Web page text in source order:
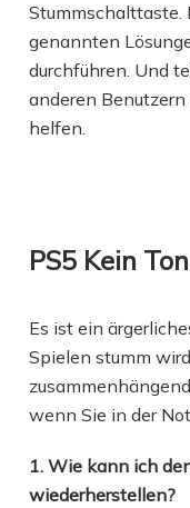
Stummschalttaste.
genannten
durchführen. Und
anderen
helfen.
PS5 Kein
Es ist ein
Spielen stumm
wenn Sie in der
1. Wie kann ich
wiederherstellen?